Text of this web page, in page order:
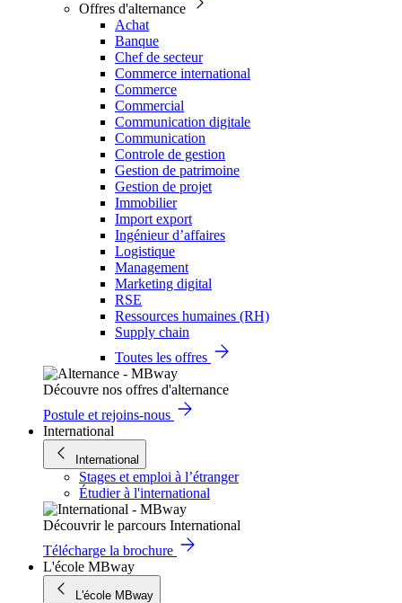
Offres d'alternance
Achat
Banque
Chef de secteur
Commerce international
Commerce
Commercial
Communication digitale
Communication
Controle de gestion
Gestion de patrimoine
Gestion de projet
Immobilier
Import export
Ingénieur d’affaires
Logistique
Management
Marketing digital
RSE
Ressources humaines (RH)
Supply chain
Toutes les offres
Découvre nos offres d'alternance
Postule et rejoins-nous
International
International
Stages et emploi à l’étranger
Étudier à l'international
Découvrir le parcours International
Télécharge la brochure
L'école MBway
L'école MBway